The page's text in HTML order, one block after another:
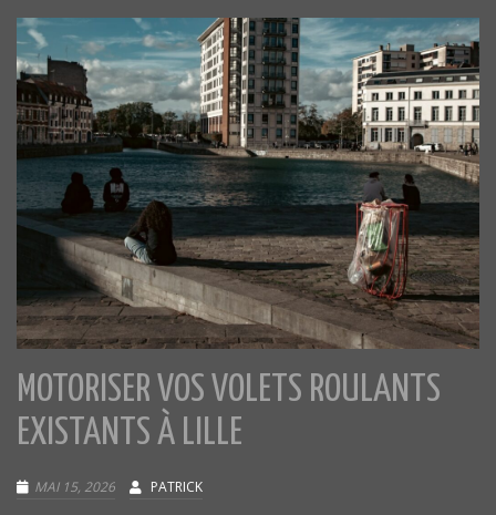
MOTORISER VOS VOLETS ROULANTS
EXISTANTS À LILLE
MAI 15, 2026 PATRICK